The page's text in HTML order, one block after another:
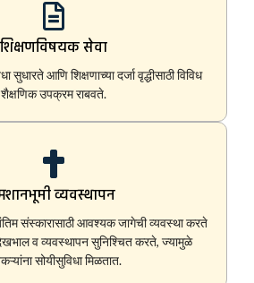
शिक्षणविषयक सेवा
सुधारते आणि शिक्षणाच्या दर्जा वृद्धीसाठी विविध
शैक्षणिक उपक्रम राबवते.
व्यवस्थापन
संस्कारासाठी आवश्यक जागेची व्यवस्था करते
व व्यवस्थापन सुनिश्चित करते, ज्यामुळे
सोयीसुविधा मिळतात.